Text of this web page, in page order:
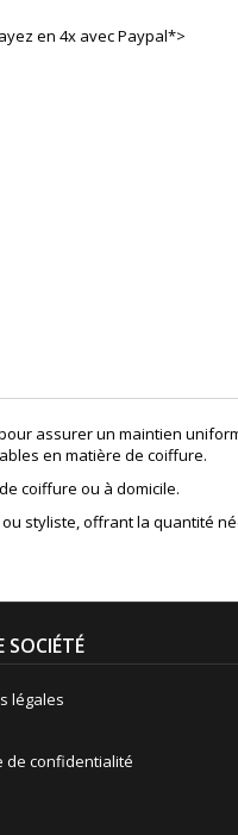
en 4x avec Paypal*>
assurer un maintien
en matière de coiffure.
coiffure ou à domicile.
styliste, offrant la quantité
SOCIÉTÉ
légales
de confidentialité